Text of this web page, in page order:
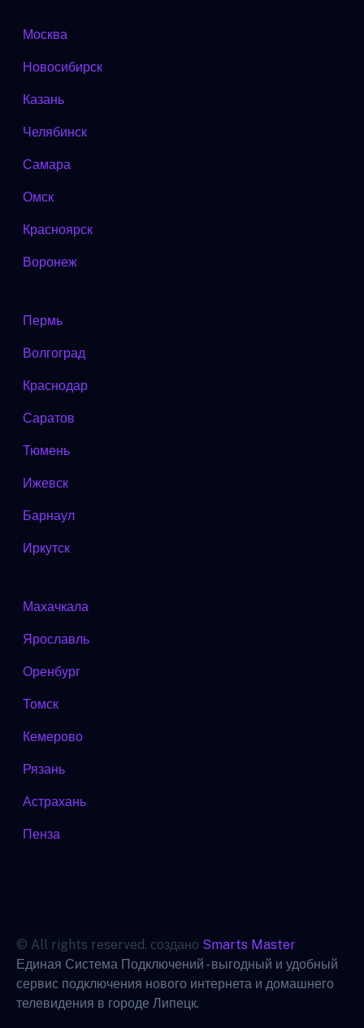
Москва
Новосибирск
Казань
Челябинск
Самара
Омск
Красноярск
Воронеж
Пермь
Волгоград
Краснодар
Саратов
Тюмень
Ижевск
Барнаул
Иркутск
Махачкала
Ярославль
Оренбург
Томск
Кемерово
Рязань
Астрахань
Пенза
© All rights reserved. создано Smarts Master
Единая Система Подключений - выгодный и удобный
сервис подключения нового интернета и домашнего
телевидения в городе Липецк.